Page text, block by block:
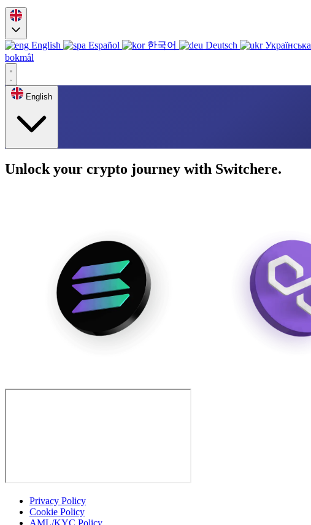
English Español 한국어 Deutsch Українська
bokmål
English
Unlock your crypto journey with Switchere.
Privacy Policy
Cookie Policy
AML/KYC Policy